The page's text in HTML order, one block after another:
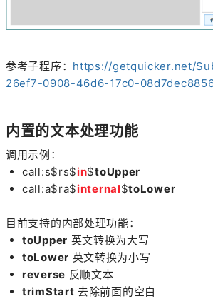
参考子程序： https://getquicker.net/
26ef7-0908-46d6-17c0-
内置的文本处理功能
调用示例：
call:s$rs$in$toUpper
call:a$ra$internal$toLower
目前支持的内部处理功能：
toUpper 英文转换为大写
toLower 英文转换为小写
reverse 反顺文本
trimStart 去除前面的空白